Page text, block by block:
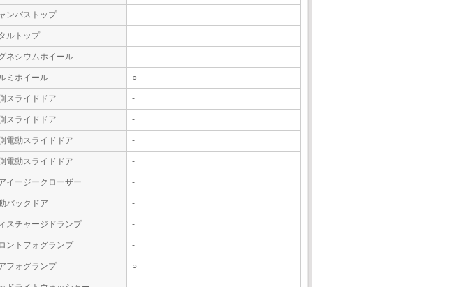
ンバストップ -
ルトップ -
ネシウムホイール -
ミホイール ○
スライドドア -
スライドドア -
電動スライドドア -
電動スライドドア -
イージークローザー -
バックドア -
スチャージドランプ -
ントフォグランプ -
フォグランプ ○